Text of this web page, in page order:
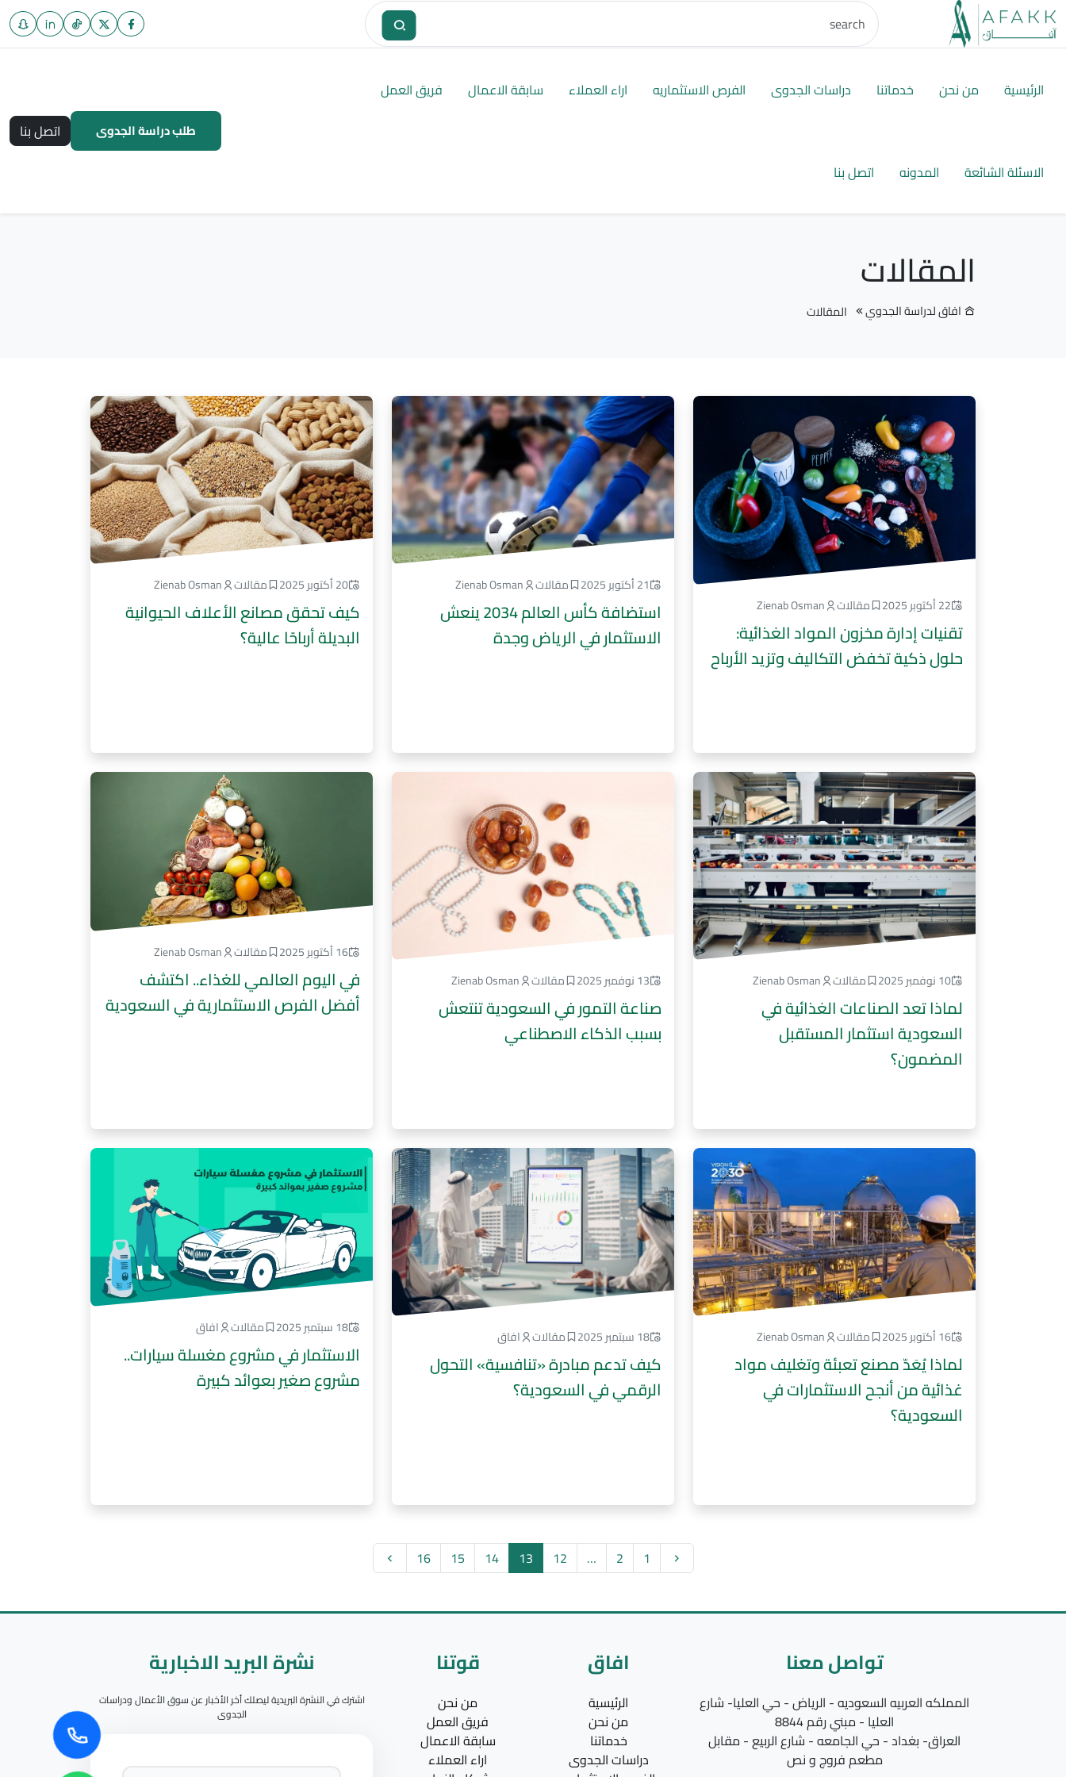
الرئيسية من نحن خدماتنا دراسات الجدوى الفرص الاستثماريه اراء العملاء سابقة الاعمال فريق العمل
الاسئلة الشائعة المدونه اتصل بنا
طلب دراسة الجدوى اتصل بنا
المقالات
افاق لدراسة الجدوي المقالات
22 أكتوبر 2025 مقالات Zienab Osman
تقنيات إدارة مخزون المواد الغذائية:
حلول ذكية تخفض التكاليف وتزيد الأرباح
21 أكتوبر 2025 مقالات Zienab Osman
استضافة كأس العالم 2034 ينعش
الاستثمار في الرياض وجدة
20 أكتوبر 2025 مقالات Zienab Osman
كيف تحقق مصانع الأعلاف الحيوانية
البديلة أرباحًا عالية؟
10 نوفمبر 2025 مقالات Zienab Osman
لماذا تعد الصناعات الغذائية في
السعودية استثمار المستقبل
المضمون؟
13 نوفمبر 2025 مقالات Zienab Osman
صناعة التمور في السعودية تنتعش
بسبب الذكاء الاصطناعي
16 أكتوبر 2025 مقالات Zienab Osman
في اليوم العالمي للغذاء.. اكتشف
أفضل الفرص الاستثمارية في السعودية
16 أكتوبر 2025 مقالات Zienab Osman
لماذا يُعَدّ مصنع تعبئة وتغليف مواد
غذائية من أنجح الاستثمارات في
السعودية؟
18 سبتمبر 2025 مقالات افاق
كيف تدعم مبادرة «تنافسية» التحول
الرقمي في السعودية؟
18 سبتمبر 2025 مقالات افاق
الاستثمار في مشروع مغسلة سيارات..
مشروع صغير بعوائد كبيرة
1
2
…
12
13
14
15
16
تواصل معنا
المملكه العربيه السعوديه - الرياض - حي العليا- شارع
العليا - مبني رقم 8844
العراق- بغداد - حي الجامعه - شارع الربيع - مقابل
مطعم فروج و نص
افاق
الرئيسية
من نحن
خدماتنا
دراسات الجدوى
قوتنا
من نحن
فريق العمل
سابقة الاعمال
اراء العملاء
نشرة البريد الاخبارية
اشترك في النشرة البريدية ليصلك أخر الأخبار عن سوق الأعمال ودراسات
الجدوى